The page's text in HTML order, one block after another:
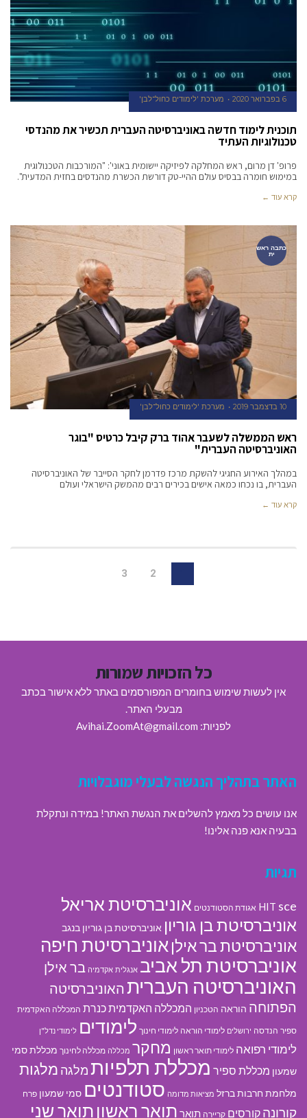
6 בפברואר 2020 מערכת 'לימודים כחול־לבן'
תוכנית לימוד חדשה באוניברסיטה העברית תכשיר את מהנדסי
טכנולוגיות העתיד
פרופ' דן מרום, ראש המחלקה לפיזיקה יישומית באוני': "המורכבות הטכנולוגית
במימוש חומרה בבסיס עולם ההיי-טק דורשת הכשרת מהנדסים בחזית המדעית".
קרא עוד ←
כתבה ראש
ית
10 בדצמבר 2019 מערכת 'לימודים כחול־לבן'
ראש הממשלה לשעבר אהוד ברק קיבל כרטיס "בוגר
האוניברסיטה העברית"
במהלך האירוע החגיגי להשקת מרכז פדרמן לחקר הסייבר של האוניברסיטה
העברית, בו נכחו כמאה אישים בכירים רבים מהמשק הישראלי ועולם
קרא עוד ←
2
3
כל הזכויות שמורות
אין לעשות שימוש בחומרים המפורסמים באתר ללא אישור בכתב
מבעלי האתר.
לפניות: Avihai.ZoomAt@gmail.com
האתר בתהליך הנגשה לבעלי מוגבלויות
אנו עושים כל מאמץ להשלים את הנגשת האתר! במידה ונתקלת
בבעיה אנא פנה אלינו!
תגיות
HIT sce אגודת הסטודנטים אוניברסיטת אריאל
אוניברסיטת בן גוריון אוניברסיטת בן גוריון בנגב
אוניברסיטת בר אילן אוניברסיטת חיפה
אוניברסיטת תל אביב אנגלית אקדמיה בר אילן
האוניברסיטה העברית האוניברסיטה
הפתוחה הוראה הטכניון המכללה האקדמית כנרת המכללה האקדמית
ספיר הנדסה ירושלים לימודי הוראה לימודי חינוך לימודים לימודי נדל"ן
לימודי רפואה לימודי תואר ראשון מחקר מכללה מכללה לחינוך מכללת סמי
שמעון מכללת ספיר מכללת תלפיותמלגה מלגות
מלחמת חרבות ברזל מציאות מדומה סטודנטים סמי שמעון פרח
קורונה קורסים קריירה תואר תואר ראשון תואר שני